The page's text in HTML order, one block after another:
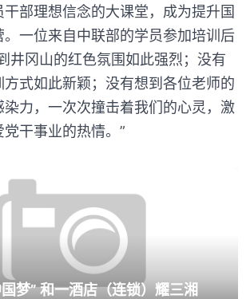
部理想信念的大课堂，成为提升国
。一位来自中联部的学员参加培训后
井冈山的红色氛围如此强烈；没有
式如此新颖；没有想到各位老师的
力，一次次撞击着我们的心灵，激
干事业的热情。”
梦” 和一酒店（连锁）耀三湘